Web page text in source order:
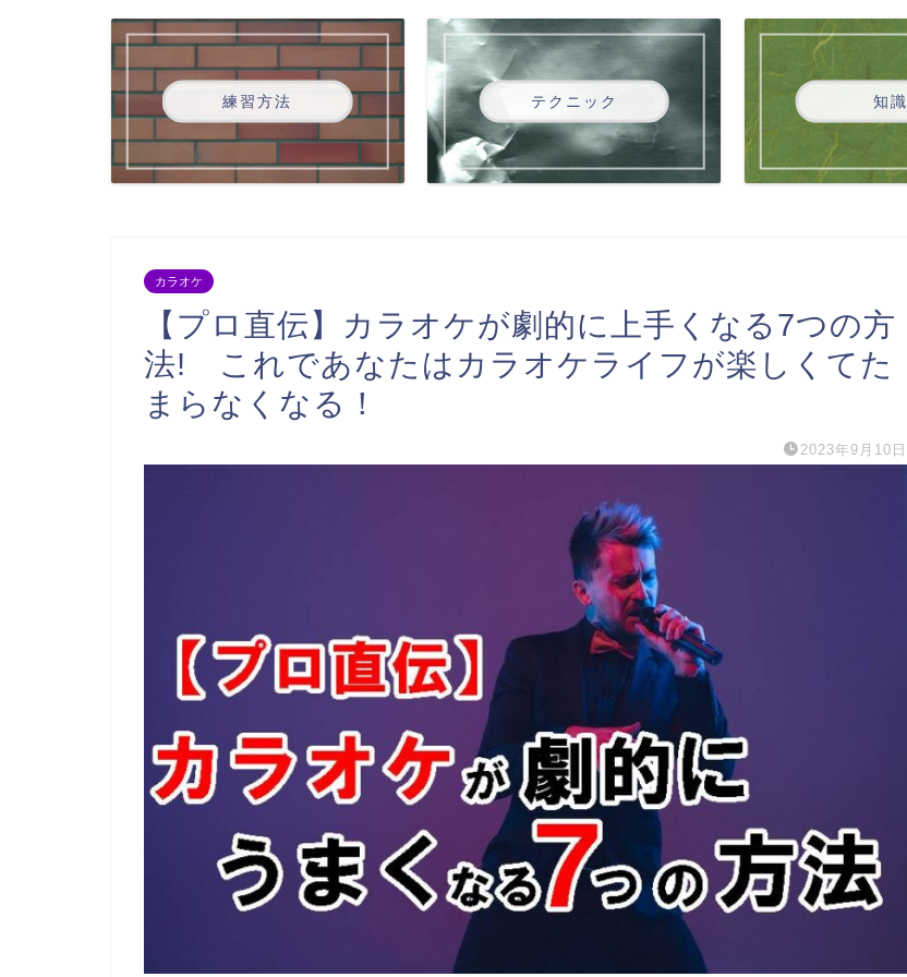
練習方法 テクニック 知識
カラオケ
【プロ直伝】カラオケが劇的に上手くなる7つの方
法! これであなたはカラオケライフが楽しくてた
まらなくなる！
2023年9月10日